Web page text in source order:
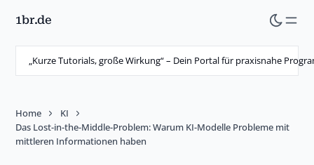
Skip
content
1br.de
„Kurze Tutorials, große Wirkung“ – Dein Portal für praxisnahe
Home
KI
Das Lost-in-the-Middle-Problem: Warum KI-Modelle Probleme mit
mittleren Informationen haben